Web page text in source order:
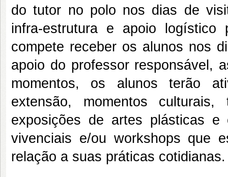
do tutor no polo nos dias de
infra-estrutura e apoio
compete receber os alunos nos
apoio do professor responsável,
momentos, os alunos terão
extensão, momentos
exposições de artes plásticas e
vivenciais e/ou workshops que
relação a suas práticas